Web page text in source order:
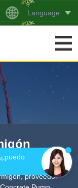
Language
de
proveedor